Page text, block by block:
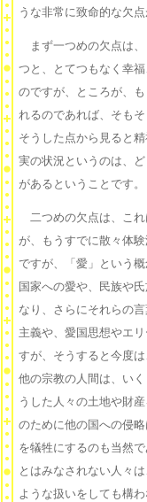
うな非常に致命的な欠
まず一つめの欠点は、
つと、とてつもなく幸
のですが、ところが、
れるのであれば、そも
そうした点から見ると
実の状況というのは、
があるということです。
二つめの欠点は、これ
が、もうすでに散々体
ですが、「愛」という
国家への愛や、民族や
なり、さらにそれらの
主義や、愛国思想やエ
すが、そうすると今度
他の宗教の人間は、い
うした人々の土地や財
のために他の国への侵
を犠牲にするのも当然
とはみなされない人々
ような扱いをしても構